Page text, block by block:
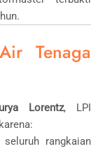
Tenaga
Lorentz, LPI
rangkaian